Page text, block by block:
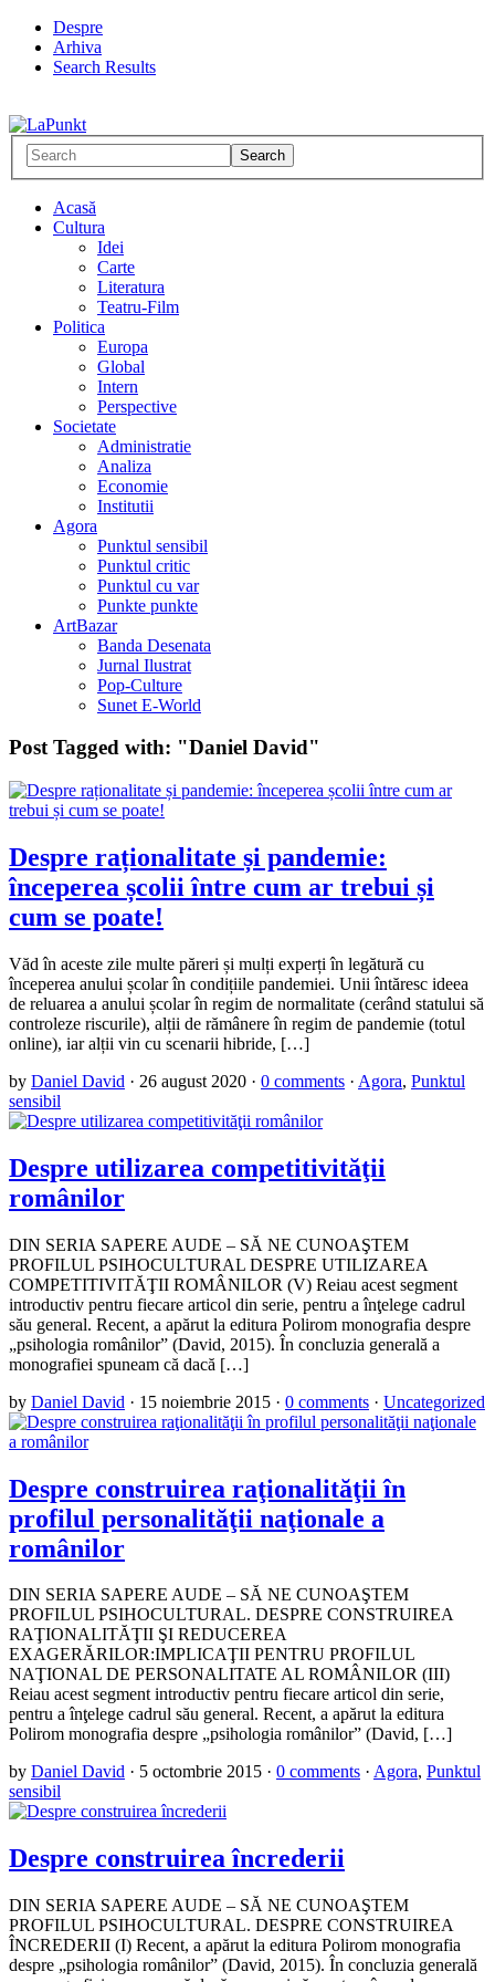
Despre
Arhiva
Search Results
Acasă
Cultura
Idei
Carte
Literatura
Teatru-Film
Politica
Europa
Global
Intern
Perspective
Societate
Administratie
Analiza
Economie
Institutii
Agora
Punktul sensibil
Punktul critic
Punktul cu var
Punkte punkte
ArtBazar
Banda Desenata
Jurnal Ilustrat
Pop-Culture
Sunet E-World
Post Tagged with: "Daniel David"
Despre raționalitate și pandemie:
începerea școlii între cum ar trebui și
cum se poate!
Văd în aceste zile multe păreri și mulți experți în legătură cu
începerea anului școlar în condițiile pandemiei. Unii întăresc ideea
de reluarea a anului școlar în regim de normalitate (cerând statului să
controleze riscurile), alții de rămânere în regim de pandemie (totul
online), iar alții vin cu scenarii hibride, […]
by Daniel David · 26 august 2020 · 0 comments · Agora, Punktul
sensibil
Despre utilizarea competitivităţii
românilor
DIN SERIA SAPERE AUDE – SĂ NE CUNOAŞTEM
PROFILUL PSIHOCULTURAL DESPRE UTILIZAREA
COMPETITIVITĂŢII ROMÂNILOR (V) Reiau acest segment
introductiv pentru fiecare articol din serie, pentru a înţelege cadrul
său general. Recent, a apărut la editura Polirom monografia despre
„psihologia românilor” (David, 2015). În concluzia generală a
monografiei spuneam că dacă […]
by Daniel David · 15 noiembrie 2015 · 0 comments · Uncategorized
Despre construirea raţionalităţii în
profilul personalităţii naţionale a
românilor
DIN SERIA SAPERE AUDE – SĂ NE CUNOAŞTEM
PROFILUL PSIHOCULTURAL. DESPRE CONSTRUIREA
RAŢIONALITĂŢII ŞI REDUCEREA
EXAGERĂRILOR:IMPLICAŢII PENTRU PROFILUL
NAŢIONAL DE PERSONALITATE AL ROMÂNILOR (III)
Reiau acest segment introductiv pentru fiecare articol din serie,
pentru a înţelege cadrul său general. Recent, a apărut la editura
Polirom monografia despre „psihologia românilor” (David, […]
by Daniel David · 5 octombrie 2015 · 0 comments · Agora, Punktul
sensibil
Despre construirea încrederii
DIN SERIA SAPERE AUDE – SĂ NE CUNOAŞTEM
PROFILUL PSIHOCULTURAL. DESPRE CONSTRUIREA
ÎNCREDERII (I) Recent, a apărut la editura Polirom monografia
despre „psihologia românilor” (David, 2015). În concluzia generală